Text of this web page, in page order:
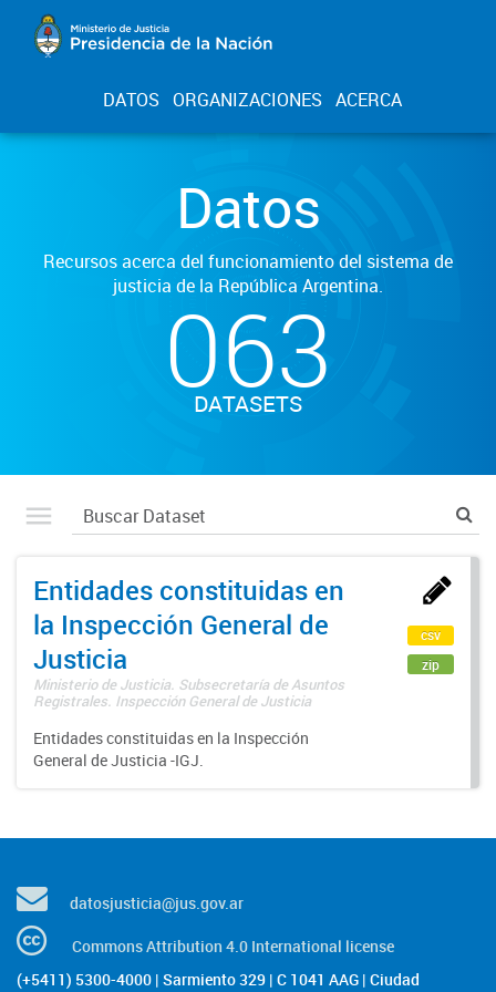
DATOS ORGANIZACIONES ACERCA
Datos
Recursos acerca del funcionamiento del sistema de
justicia de la República Argentina.
063
DATASETS
Entidades constituidas en
la Inspección General de
Justicia
Ministerio de Justicia. Subsecretaría de Asuntos
Registrales. Inspección General de Justicia
Entidades constituidas en la Inspección
General de Justicia -IGJ.
csv
zip
datosjusticia@jus.gov.ar
Commons Attribution 4.0 International license
(+5411) 5300-4000 | Sarmiento 329 | C 1041 AAG | Ciudad